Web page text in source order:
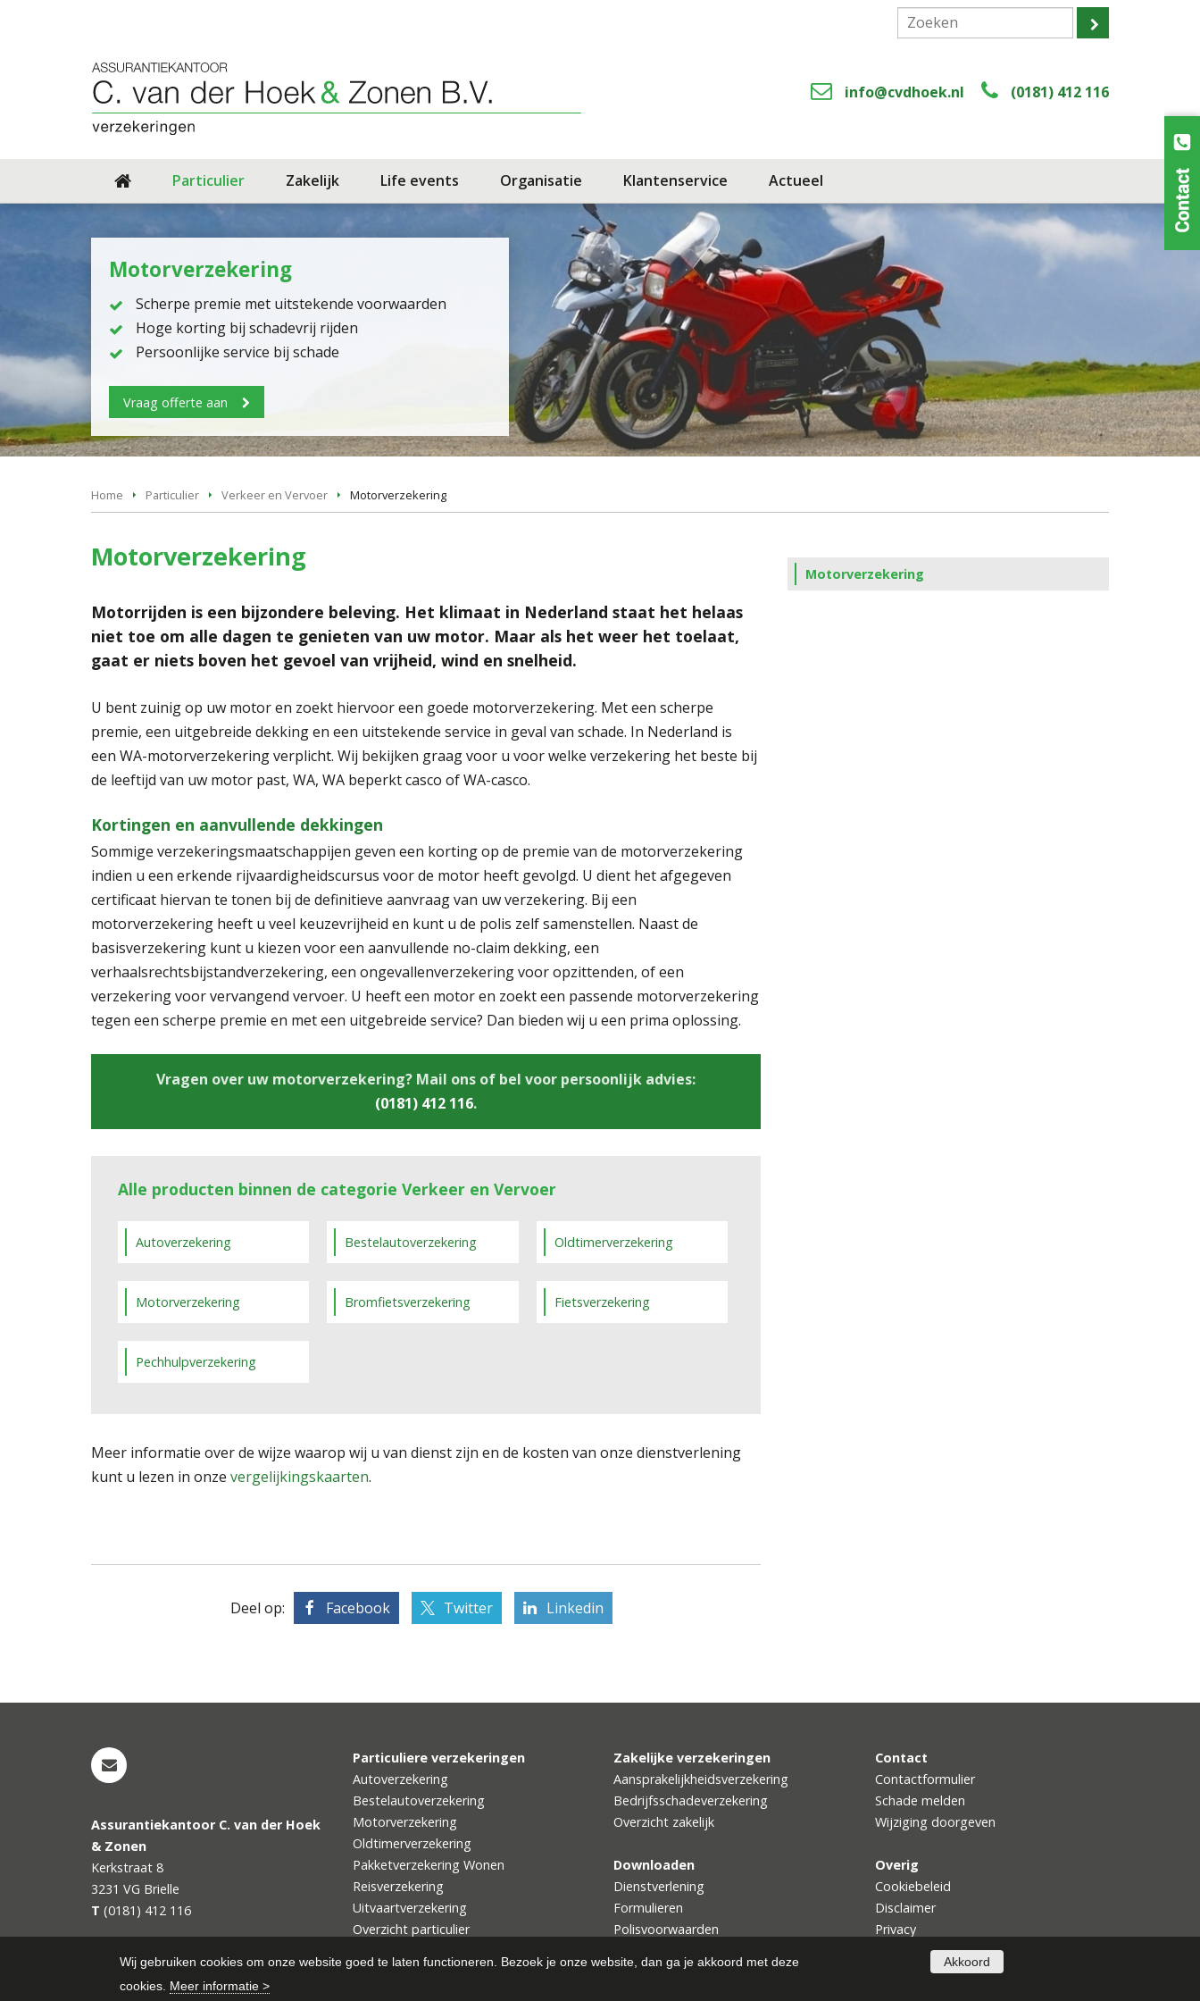
Wij gebruiken cookies om onze website goed te laten functioneren. Bezoek je onze website, dan ga je akkoord met deze
cookies. Meer informatie >
Akkoord
info@cvdhoek.nl (0181) 412 116
Particulier Zakelijk Life events Organisatie Klantenservice Actueel
Motorverzekering
Scherpe premie met uitstekende voorwaarden
Hoge korting bij schadevrij rijden
Persoonlijke service bij schade
Vraag offerte aan
Home Particulier Verkeer en Vervoer Motorverzekering
Motorverzekering
Motorrijden is een bijzondere beleving. Het klimaat in Nederland staat het helaas
niet toe om alle dagen te genieten van uw motor. Maar als het weer het toelaat,
gaat er niets boven het gevoel van vrijheid, wind en snelheid.
U bent zuinig op uw motor en zoekt hiervoor een goede motorverzekering. Met een scherpe
premie, een uitgebreide dekking en een uitstekende service in geval van schade. In Nederland is
een WA-motorverzekering verplicht. Wij bekijken graag voor u voor welke verzekering het beste bij
de leeftijd van uw motor past, WA, WA beperkt casco of WA-casco.
Kortingen en aanvullende dekkingen
Sommige verzekeringsmaatschappijen geven een korting op de premie van de motorverzekering
indien u een erkende rijvaardigheidscursus voor de motor heeft gevolgd. U dient het afgegeven
certificaat hiervan te tonen bij de definitieve aanvraag van uw verzekering. Bij een
motorverzekering heeft u veel keuzevrijheid en kunt u de polis zelf samenstellen. Naast de
basisverzekering kunt u kiezen voor een aanvullende no-claim dekking, een
verhaalsrechtsbijstandverzekering, een ongevallenverzekering voor opzittenden, of een
verzekering voor vervangend vervoer. U heeft een motor en zoekt een passende motorverzekering
tegen een scherpe premie en met een uitgebreide service? Dan bieden wij u een prima oplossing.
Vragen over uw motorverzekering? Mail ons of bel voor persoonlijk advies:
(0181) 412 116.
Alle producten binnen de categorie Verkeer en Vervoer
Autoverzekering Bestelautoverzekering Oldtimerverzekering
Motorverzekering Bromfietsverzekering Fietsverzekering
Pechhulpverzekering
Meer informatie over de wijze waarop wij u van dienst zijn en de kosten van onze dienstverlening
kunt u lezen in onze vergelijkingskaarten.
Deel op: Facebook Twitter Linkedin
Motorverzekering
Assurantiekantoor C. van der Hoek
& Zonen
Kerkstraat 8
3231 VG Brielle
T (0181) 412 116
Particuliere verzekeringen
Autoverzekering
Bestelautoverzekering
Motorverzekering
Oldtimerverzekering
Pakketverzekering Wonen
Reisverzekering
Uitvaartverzekering
Overzicht particulier
Zakelijke verzekeringen
Aansprakelijkheidsverzekering
Bedrijfsschadeverzekering
Overzicht zakelijk
Downloaden
Dienstverlening
Formulieren
Polisvoorwaarden
Contact
Contactformulier
Schade melden
Wijziging doorgeven
Overig
Cookiebeleid
Disclaimer
Privacy